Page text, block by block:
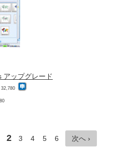
アップグレード
32,780
2 3 4 5 6 次へ ›